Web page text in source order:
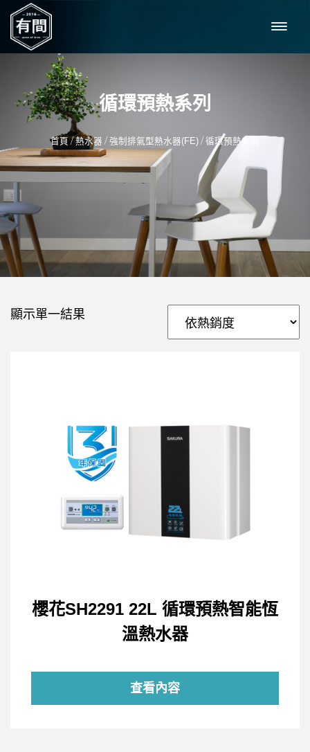
循環預熱系列
首頁/熱水器 / 強制排氣型熱水器(FE) / 循環預熱系列
顯示單一結果
櫻花SH2291 22L 循環預熱智能恆
溫熱水器
查看內容